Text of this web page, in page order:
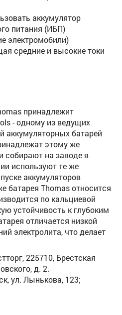
аккумулятор
питания (ИБП)
электромобили)
средние и высокие токи
принадлежит
- одному из ведущих
аккумуляторных батарей
этому же
собирают на заводе в
используют те же
аккумуляторов
батарея Thomas относится
по кальциевой
устойчивость к глубоким
отличается низкой
электролита, что делает
225710, Брестская
д. 2.
ул. Лынькова, 123;